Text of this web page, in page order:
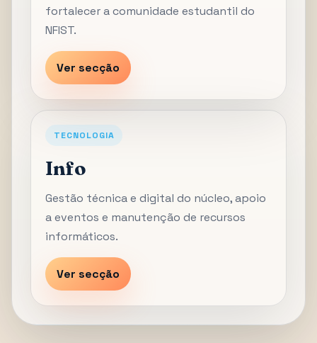
fortalecer a comunidade estudantil do
NFIST.
Ver secção
TECNOLOGIA
Info
Gestão técnica e digital do núcleo, apoio
a eventos e manutenção de recursos
informáticos.
Ver secção